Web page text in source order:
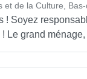
et de la Culture,
! Soyez
Le grand ménage,